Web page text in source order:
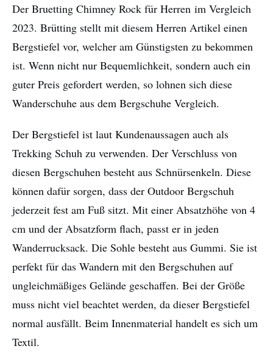
Der Bruetting Chimney Rock für Herren im Vergleich
2023. Brütting stellt mit diesem Herren Artikel einen
Bergstiefel vor, welcher am Günstigsten zu bekommen
ist. Wenn nicht nur Bequemlichkeit, sondern auch ein
guter Preis gefordert werden, so lohnen sich diese
Wanderschuhe aus dem Bergschuhe Vergleich.
Der Bergstiefel ist laut Kundenaussagen auch als
Trekking Schuh zu verwenden. Der Verschluss von
diesen Bergschuhen besteht aus Schnürsenkeln. Diese
können dafür sorgen, dass der Outdoor Bergschuh
jederzeit fest am Fuß sitzt. Mit einer Absatzhöhe von 4
cm und der Absatzform flach, passt er in jeden
Wanderrucksack. Die Sohle besteht aus Gummi. Sie ist
perfekt für das Wandern mit den Bergschuhen auf
ungleichmäßiges Gelände geschaffen. Bei der Größe
muss nicht viel beachtet werden, da dieser Bergstiefel
normal ausfällt. Beim Innenmaterial handelt es sich um
Textil.